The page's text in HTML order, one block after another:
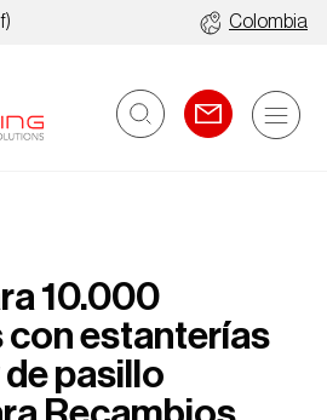
Colombia
10.000
estanterías
pasillo